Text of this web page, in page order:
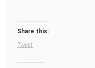
Share this:
Tweet